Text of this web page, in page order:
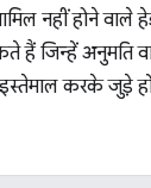
नहीं होने वाले
जिन्हें अनुमति
करके जुड़े